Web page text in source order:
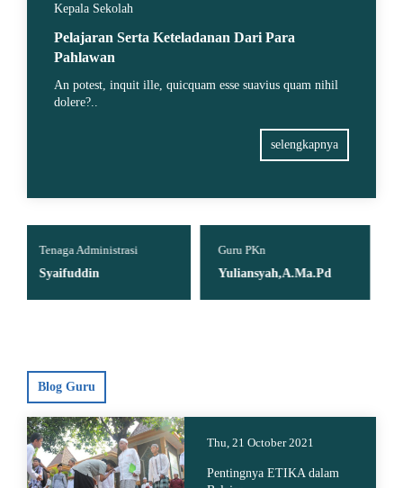
Kepala Sekolah
Pelajaran Serta Keteladanan Dari Para
Pahlawan
An potest, inquit ille, quicquam esse suavius quam nihil
dolere?..
selengkapnya
Guru PKn
Yuliansyah,A.Ma.Pd
Guru B. Indonesia
Fitri Wulandari,S.Pd
Blog Guru
Thu, 21 October 2021
Pentingnya ETIKA dalam